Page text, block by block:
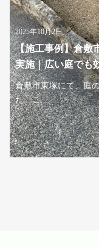
2025年10月2日
【施工事例】倉敷
実施｜広い庭でも
倉敷市東塚にて、庭
た。こ...